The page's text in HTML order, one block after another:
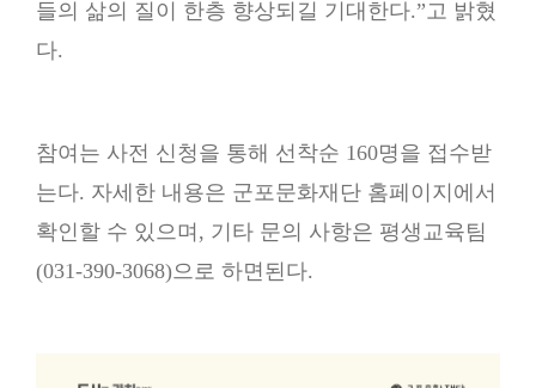
들의 삶의 질이 한층 향상되길 기대한다.”고 밝혔
다.
참여는 사전 신청을 통해 선착순 160명을 접수받
는다. 자세한 내용은 군포문화재단 홈페이지에서
확인할 수 있으며, 기타 문의 사항은 평생교육팀
(031-390-3068)으로 하면된다.